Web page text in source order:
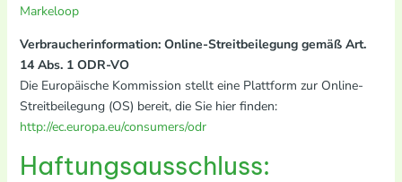
Markeloop
Verbraucherinformation: Online-Streitbeilegung gemäß Art.
14 Abs. 1 ODR-VO
Die Europäische Kommission stellt eine Plattform zur Online-
Streitbeilegung (OS) bereit, die Sie hier finden:
http://ec.europa.eu/consumers/odr
Haftungsausschluss: